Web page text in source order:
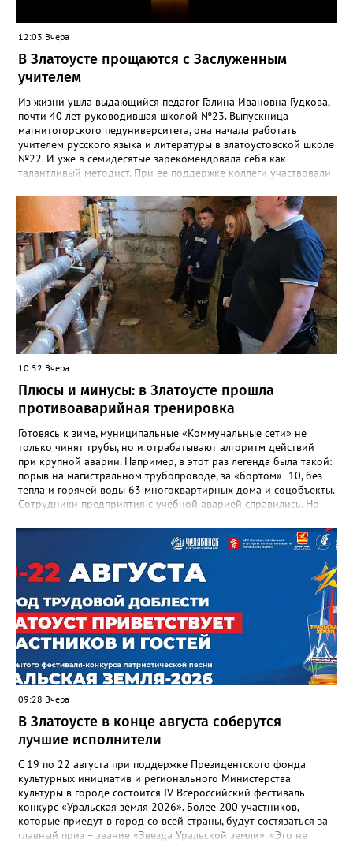
12:03 Вчера
В Златоусте прощаются с Заслуженным
учителем
Из жизни ушла выдающийся педагог Галина Ивановна Гудкова,
почти 40 лет руководившая школой №23. Выпускница
магнитогорского педуниверситета, она начала работать
учителем русского языка и литературы в златоустовской школе
№22. И уже в семидесятые зарекомендовала себя как
талантливый методист. При её поддержке коллеги участвовали
«Благодаря её мудрому руководству в школе сформировался
сильный педагогический коллектив, объединённый общими
ценностями и любовью к своему делу. Для многих Галина
Ивановна навсегда останется не только талантливым
руководителем, но и настоящим Учителем с большой буквы», -
говорится в сообществе школы №23 во ВКонтакте. Свои
соболезнования семье Галины Ивановны выразил глава
Златоуста Олег Решетников. «Её вклад зафиксирован в
важнейших документах школы, но главное - он остался в
людях: в тех учителях, которых она поддержала, в тех
учениках, которых она вдохновила. Заслуженный учитель РФ,
«Отличник народного просвещения», обладатель медали «За
доблестный труд», Галина Ивановна оставила не только
награды и документы, но и работающий, живой механизм
школы, который продолжает жить её принципами», - говорится
в некрологе.
10:52 Вчера
Плюсы и минусы: в Златоусте прошла
противоаварийная тренировка
Готовясь к зиме, муниципальные «Коммунальные сети» не
только чинят трубы, но и отрабатывают алгоритм действий
при крупной аварии. Например, в этот раз легенда была такой:
порыв на магистральном трубопроводе, за «бортом» -10, без
тепла и горячей воды 63 многоквартирных дома и соцобъекты.
Сотрудники предприятия с учебной аварией справились. Но
отметили и недочёты. «Например, управляющие компании
несвоевременно приняли меры для предотвращения
“перемерзания” общей домовой тепловой сети
многоквартирного дома, отсутствовало взаимодействие с
ресурсоснабжающей организацией, ЕДДС и иными службами»,
— сообщила начальник Главного управления ГЖИ Ирина
Настенко. В следующий раз, рекомендовали в
Госжилинспекции, службы должны действовать слаженно. И
оперативно делиться информацией со всеми
заинтересованными – от поставщика тепла до конечных
потребителей.
09:28 Вчера
В Златоусте в конце августа соберутся
лучшие исполнители
С 19 по 22 августа при поддержке Президентского фонда
культурных инициатив и регионального Министерства
культуры в городе состоится IV Всероссийский фестиваль-
конкурс «Уральская земля 2026». Более 200 участников,
которые приедут в город со всей страны, будут состязаться за
главный приз – звание «Звезда Уральской земли». «Это не